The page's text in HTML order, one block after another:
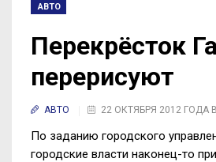
АВТО
Перекрёсток
перерисуют
АВТО 22 ОКТЯБРЯ 2012 ГОДА
По заданию городского
городские власти наконец-то